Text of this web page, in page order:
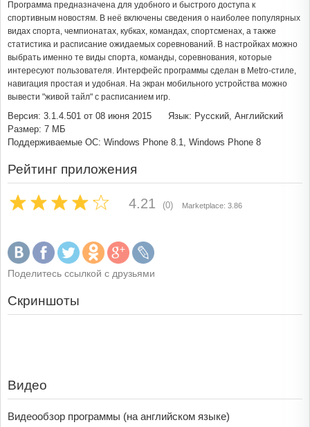
Программа предназначена для удобного и быстрого доступа к
спортивным новостям. В неё включены сведения о наиболее популярных
видах спорта, чемпионатах, кубках, командах, спортсменах, а также
статистика и расписание ожидаемых соревнований. В настройках можно
выбрать именно те виды спорта, команды, соревнования, которые
интересуют пользователя. Интерфейс программы сделан в Metro-стиле,
навигация простая и удобная. На экран мобильного устройства можно
вывести "живой тайл" с расписанием игр.
Версия: 3.1.4.501 от 08 июня 2015
Язык: Русский, Английский
Размер: 7 МБ
Поддерживаемые ОС: Windows Phone 8.1, Windows Phone 8
Рейтинг приложения
4.21 (0) Marketplace: 3.86
Поделитесь ссылкой с друзьями
Скриншоты
Видео
Видеообзор программы (на английском языке)